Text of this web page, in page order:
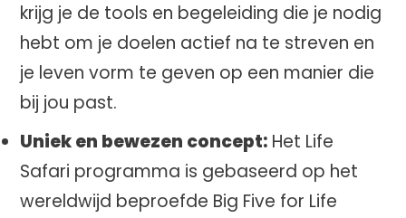
krijg je de tools en begeleiding die je nodig
hebt om je doelen actief na te streven en
je leven vorm te geven op een manier die
bij jou past.
Uniek en bewezen concept: Het Life
Safari programma is gebaseerd op het
wereldwijd beproefde Big Five for Life